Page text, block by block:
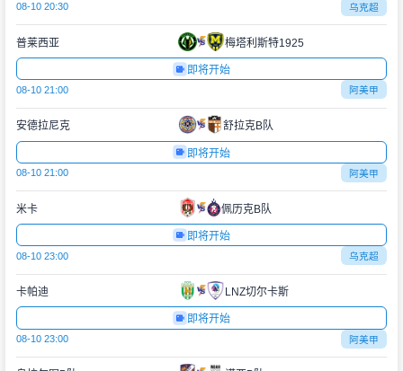
08-10 20:30 乌克超
普莱西亚 梅塔利斯特1925
即将开始
08-10 21:00 阿美甲
安德拉尼克 舒拉克B队
即将开始
08-10 21:00 阿美甲
米卡 佩历克B队
即将开始
08-10 23:00 乌克超
卡帕迪 LNZ切尔卡斯
即将开始
08-10 23:00 阿美甲